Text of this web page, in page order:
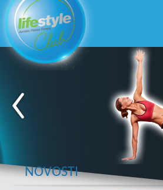
NOVOSTI